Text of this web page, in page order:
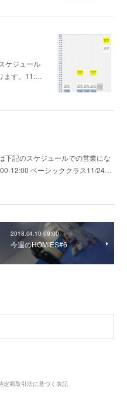
ケジュール
ます。11:…
下記のスケジュールでの営業にな
12:00 ベーシッククラス11/24…
2018.04.10 09:00
今週のHOMIES#6
定商取引法に基づく表記